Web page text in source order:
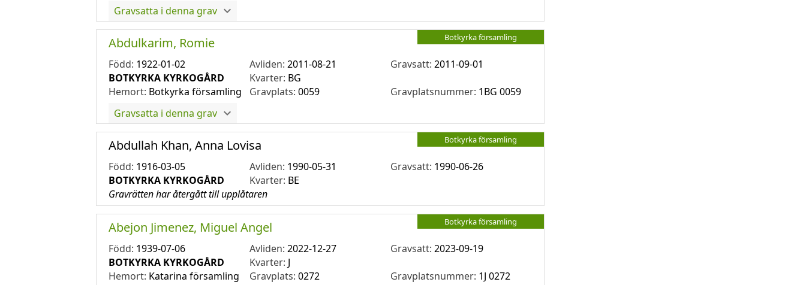
Gravsatta i denna grav
Botkyrka församling
Abdulkarim, Romie
Född: 1922-01-02 Avliden:2011-08-21 Gravsatt:2011-09-01
BOTKYRKA KYRKOGÅRD
Kvarter: BG
Hemort: Botkyrka församling Gravplats:0059 Gravplatsnummer: 1BG 0059
Gravsatta i denna grav
Botkyrka församling
Abdullah Khan, Anna Lovisa
Född: 1916-03-05 Avliden: 1990-05-31 Gravsatt: 1990-06-26
BOTKYRKA KYRKOGÅRD
Kvarter: BE
Gravrätten har återgått till upplåtaren
Botkyrka församling
Abejon Jimenez, Miguel Angel
Född: 1939-07-06 Avliden:2022-12-27 Gravsatt:2023-09-19
BOTKYRKA KYRKOGÅRD
Kvarter: J
Hemort: Katarina församling Gravplats:0272 Gravplatsnummer: 1J 0272